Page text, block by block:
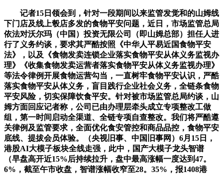
记者15日领会到，针对一段期间以来监管发觉和的山姆线
下门店及线上彀店多发的食物平安问题，近日，市场监管总局
依法对沃尔玛（中国）投资无限公司（即山姆总部）担任人进
行了义务约谈，要求其严酷按照《中华人平易近国食物平安
法》，以及《食物发卖连锁企业落实食物平安从体义务监视办
理》《收集食物发卖运营者落实食物平安从体义务监视办理》
等法令律例开展食物运营勾当，一直树牢食物平安认识，严酷
落实食物平安从体义务，盲目践行企业社会义务，全链条食物
平安风险，切实保障饮食平安。针对被市场监管总局约谈，山
姆方面回应记者称，公司已由办理层牵头成立专项整改工做
组，第一时间启动全渠道、全链专项自查整改。我们将严酷遵
关律例及监管要求，全面优化食安管控和商品品控，食物平安
底线、提拔会员体验。（央视旧事、中国旧事网）6月15日，
港股AI大模子板块全线走强，此中，国产大模子龙头智谱
（早盘高开近15%后持续拉升，盘中最高涨幅一度达到47。
6%，截至午市收盘，智谱涨幅收窄至28。35%，报1408港